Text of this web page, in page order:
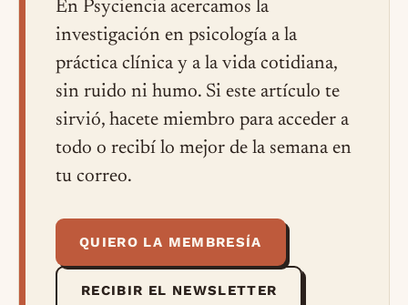
En Psyciencia acercamos la
investigación en psicología a la
práctica clínica y a la vida cotidiana,
sin ruido ni humo. Si este artículo te
sirvió, hacete miembro para acceder a
todo o recibí lo mejor de la semana en
tu correo.
QUIERO LA MEMBRESÍA
RECIBIR EL NEWSLETTER